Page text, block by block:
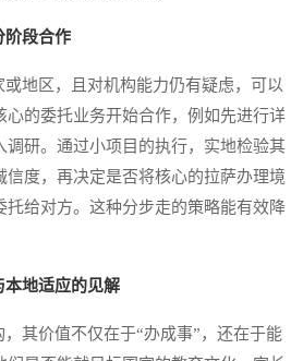
阶段合作
地区，且对机构能力仍有疑虑，可以
心的委托业务开始合作，例如先进行详
调研。通过小项目的执行，实地检验其
信度，再决定是否将核心的拉萨办理境
托给对方。这种分步走的策略能有效降
本地适应的见解
其价值不仅在于“办成事”，还在于能